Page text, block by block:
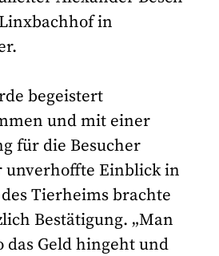
in
begeistert
und mit einer
für die Besucher
unverhoffte Einblick in
Tierheims brachte
Bestätigung. „Man
das Geld hingeht und